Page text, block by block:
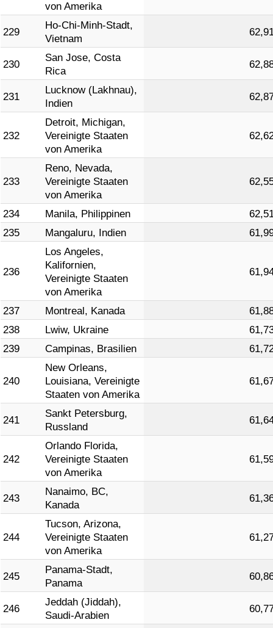
von Amerika
229
Ho-Chi-Minh-Stadt,
Vietnam
230
San Jose, Costa
Rica
231
Lucknow (Lakhnau),
Indien
232
Detroit, Michigan,
Vereinigte Staaten
von Amerika
233
Reno, Nevada,
Vereinigte Staaten
von Amerika
234 Manila, Philippinen
235
Mangaluru, Indien
236
Los Angeles,
Kalifornien,
Vereinigte Staaten
von Amerika
237 Montreal, Kanada
238
Lwiw, Ukraine
239
Campinas, Brasilien
240
New Orleans,
Louisiana, Vereinigte
Staaten von Amerika
241
Sankt Petersburg,
Russland
242
Orlando Florida,
Vereinigte Staaten
von Amerika
243
Nanaimo, BC,
Kanada
244
Tucson, Arizona,
Vereinigte Staaten
von Amerika
245
Panama-Stadt,
Panama
246
Jeddah (Jiddah),
Saudi-Arabien